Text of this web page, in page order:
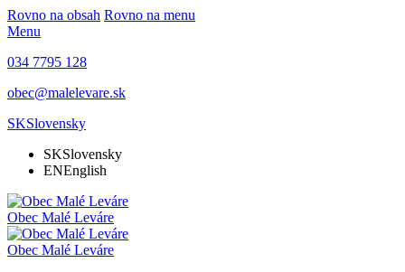
Rovno na obsah Rovno na menu
Menu
034 7795 128
obec@malelevare.sk
SKSlovensky
SKSlovensky
ENEnglish
Obec Malé Leváre
Obec Malé Leváre